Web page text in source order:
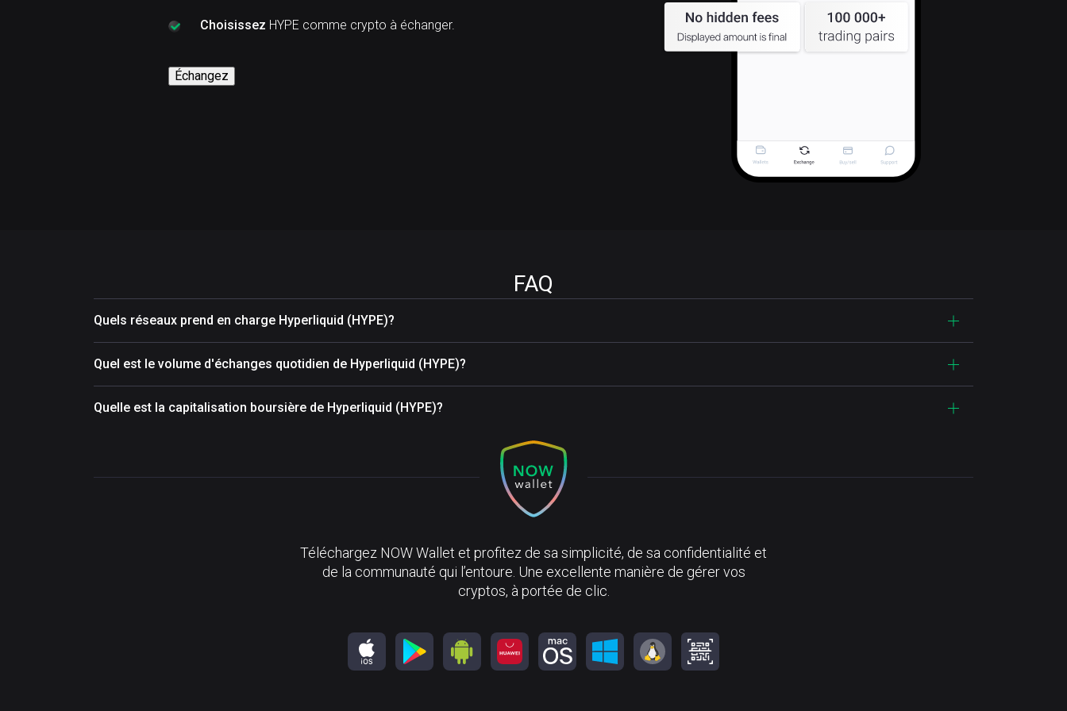
Choisissez HYPE comme crypto à échanger.
Échangez
FAQ
Quels réseaux prend en charge Hyperliquid (HYPE)?
Quel est le volume d'échanges quotidien de Hyperliquid (HYPE)?
Quelle est la capitalisation boursière de Hyperliquid (HYPE)?
Téléchargez NOW Wallet et profitez de sa simplicité, de sa confidentialité et
de la communauté qui l’entoure. Une excellente manière de gérer vos
cryptos, à portée de clic.